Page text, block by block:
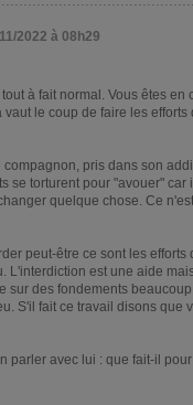
2022 à 08h29
à fait normal. Vous êtes
le coup de faire les
compagnon, pris dans son
se torturent pour "avouer"
quelque chose. Ce
peut-être ce sont les
L'interdiction est une aide
sur des fondements
S'il fait ce travail disons que
parler avec lui : que fait-il